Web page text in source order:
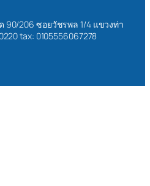
90/206 ซอยวัชรพล 1/4 แขวงท่า
tax: 0105556067278